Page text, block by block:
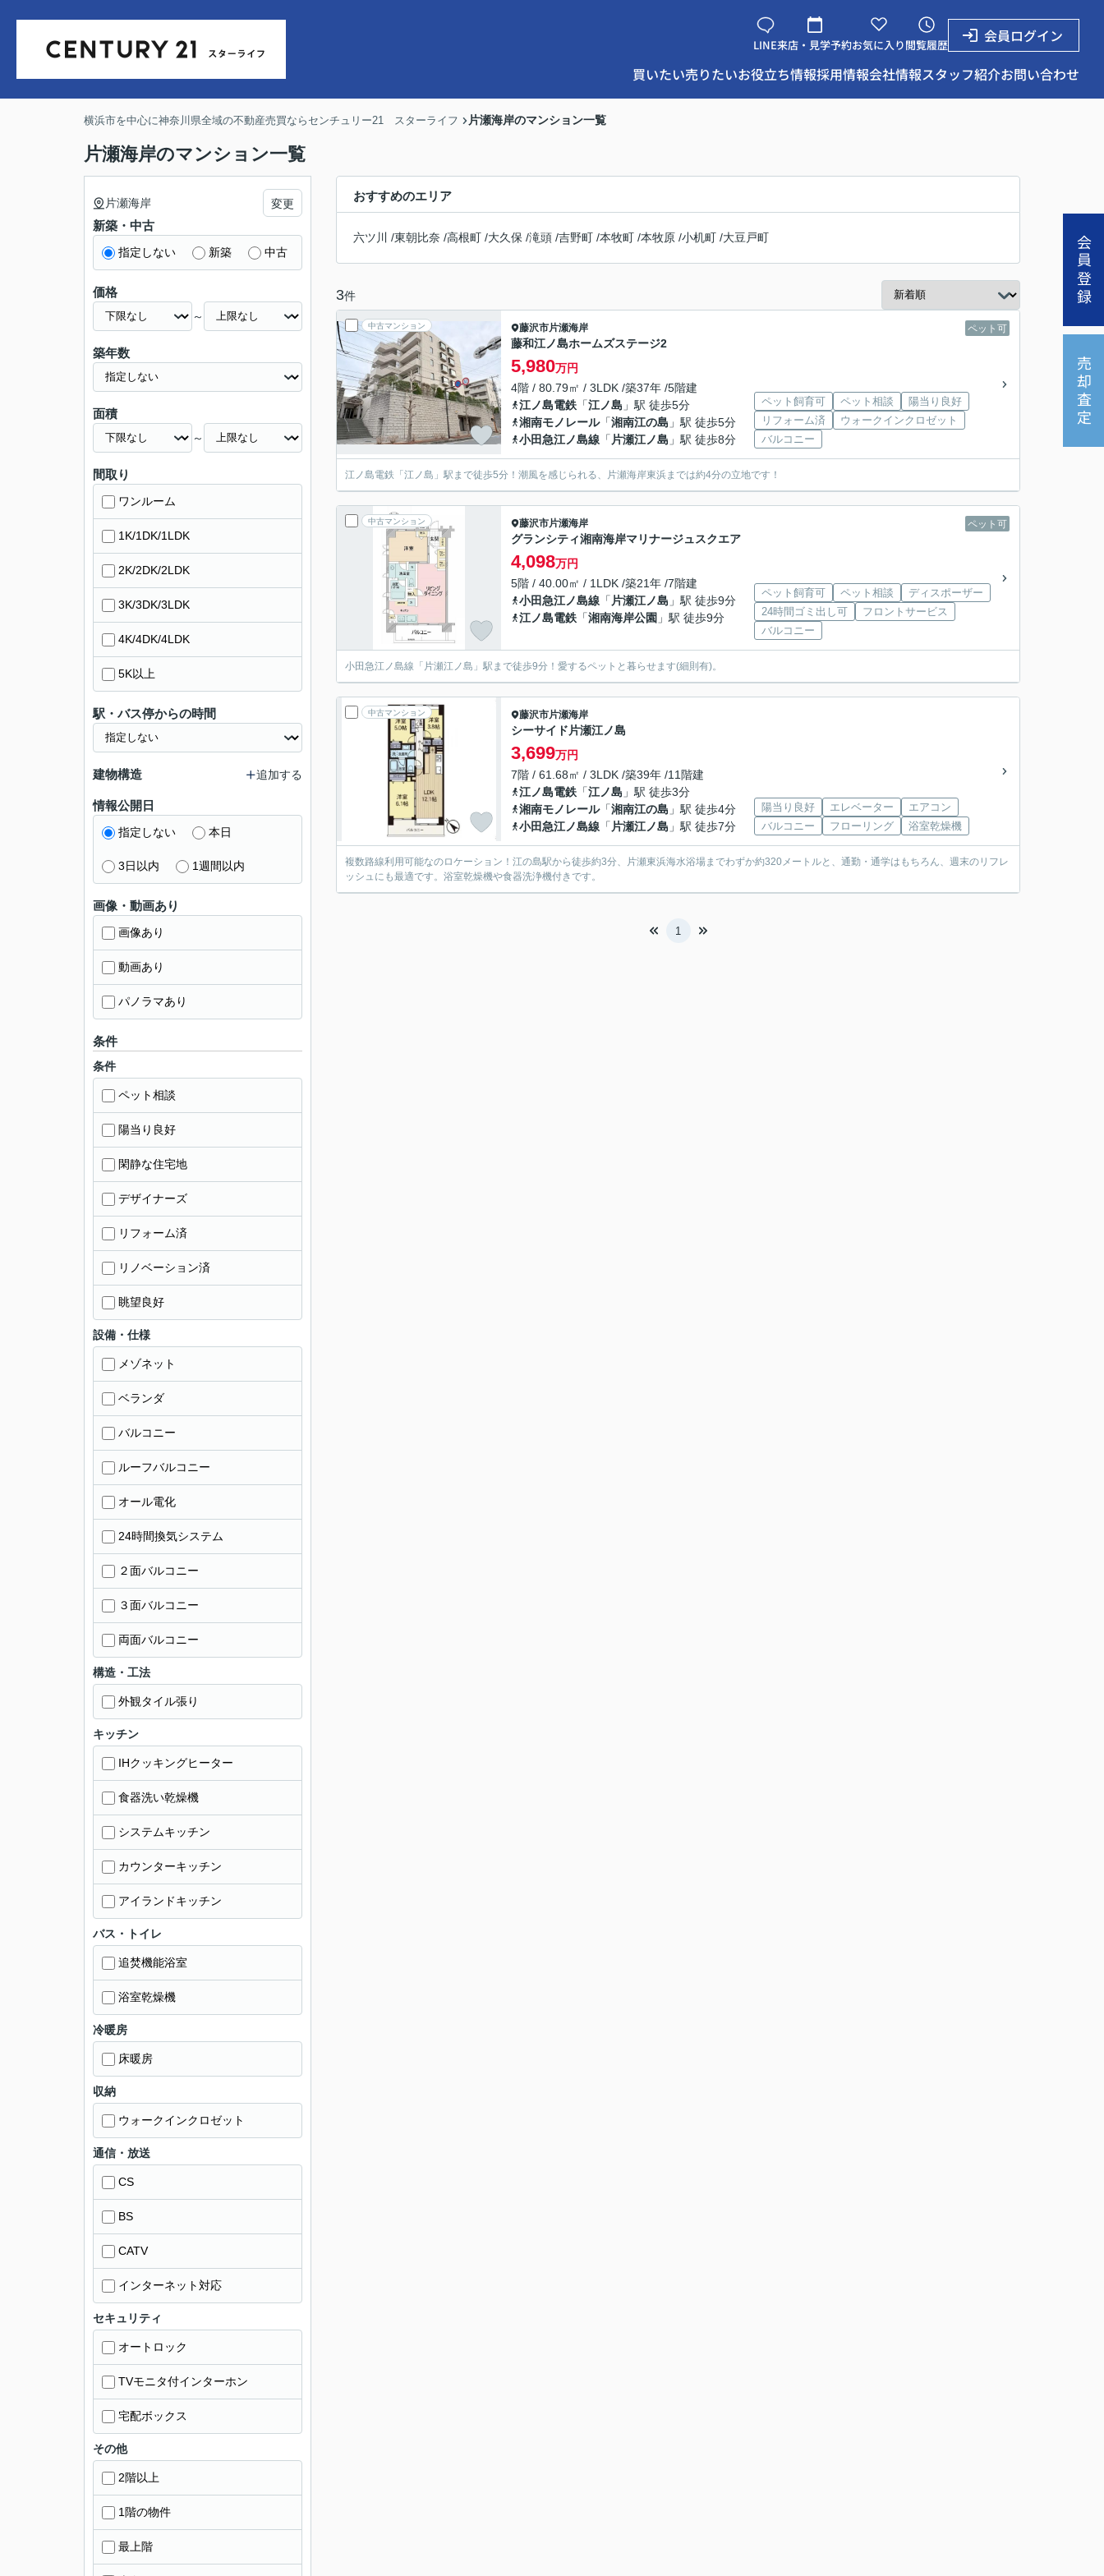
LINE来店・見学予約お気に入り閲覧履歴
会員ログイン
買いたい売りたいお役立ち情報採用情報会社情報スタッフ紹介お問い合わせ
会員登録
売却査定
横浜市を中心に神奈川県全域の不動産売買ならセンチュリー21 スターライフ 片瀬海岸のマンション一覧
片瀬海岸のマンション一覧
おすすめのエリア
六ツ川 /東朝比奈 /高根町 /大久保 /滝頭 /吉野町 /本牧町 /本牧原 /小机町 /大豆戸町
3件
中古マンション ペット可
藤沢市片瀬海岸
藤和江ノ島ホームズステージ2
5,980万円
4階 / 80.79㎡ / 3LDK /築37年 /5階建
江ノ島電鉄 「江ノ島 」駅 徒歩5分
湘南モノレール「湘南江の島 」駅 徒歩5分
小田急江ノ島線 「 片瀬江ノ島 」駅 徒歩8分
ペット飼育可 ペット相談
陽当り良好
リフォーム済
ウォークインクロゼット
バルコニー
江ノ島電鉄「江ノ島」駅まで徒歩5分！潮風を感じられる、片瀬海岸東浜までは約4分の立地です！
中古マンション ペット可
藤沢市片瀬海岸
グランシティ湘南海岸マリナージュスクエア
4,098万円
5階 / 40.00㎡ / 1LDK /築21年 /7階建
小田急江ノ島線 「 片瀬江ノ島 」駅 徒歩9分
江ノ島電鉄 「湘南海岸公園 」駅 徒歩9分
ペット飼育可 ペット相談
ディスポーザー
24時間ゴミ出し可
フロントサービス
バルコニー
小田急江ノ島線「片瀬江ノ島」駅まで徒歩9分！愛するペットと暮らせます(細則有)。
中古マンション 藤沢市片瀬海岸
シーサイド片瀬江ノ島
3,699万円
7階 / 61.68㎡ / 3LDK /築39年 /11階建
江ノ島電鉄 「江ノ島 」駅 徒歩3分
湘南モノレール「湘南江の島 」駅 徒歩4分
小田急江ノ島線 「 片瀬江ノ島 」駅 徒歩7分
陽当り良好 エレベーター
エアコン
バルコニー
フローリング 浴室乾燥機
複数路線利用可能なのロケーション！江の島駅から徒歩約3分、片瀬東浜海水浴場までわずか約320メートルと、通勤・通学はもちろん、週末のリフレ
ッシュにも最適です。浴室乾燥機や食器洗浄機付きです。
1
片瀬海岸 変更
新築・中古
指定しない 新築 中古
価格
～
築年数
面積
～
間取り
ワンルーム
1K/1DK/1LDK
2K/2DK/2LDK
3K/3DK/3LDK
4K/4DK/4LDK
5K以上
駅・バス停からの時間
建物構造 追加する
情報公開日
指定しない 本日
3日以内 1週間以内
画像・動画あり
画像あり
動画あり
パノラマあり
条件
条件
ペット相談
陽当り良好
閑静な住宅地
デザイナーズ
リフォーム済
リノベーション済
眺望良好
設備・仕様
メゾネット
ベランダ
バルコニー
ルーフバルコニー
オール電化
24時間換気システム
２面バルコニー
３面バルコニー
両面バルコニー
構造・工法
外観タイル張り
キッチン
IHクッキングヒーター
食器洗い乾燥機
システムキッチン
カウンターキッチン
アイランドキッチン
バス・トイレ
追焚機能浴室
浴室乾燥機
冷暖房
床暖房
収納
ウォークインクロゼット
通信・放送
CS
BS
CATV
インターネット対応
セキュリティ
オートロック
TVモニタ付インターホン
宅配ボックス
その他
2階以上
1階の物件
最上階